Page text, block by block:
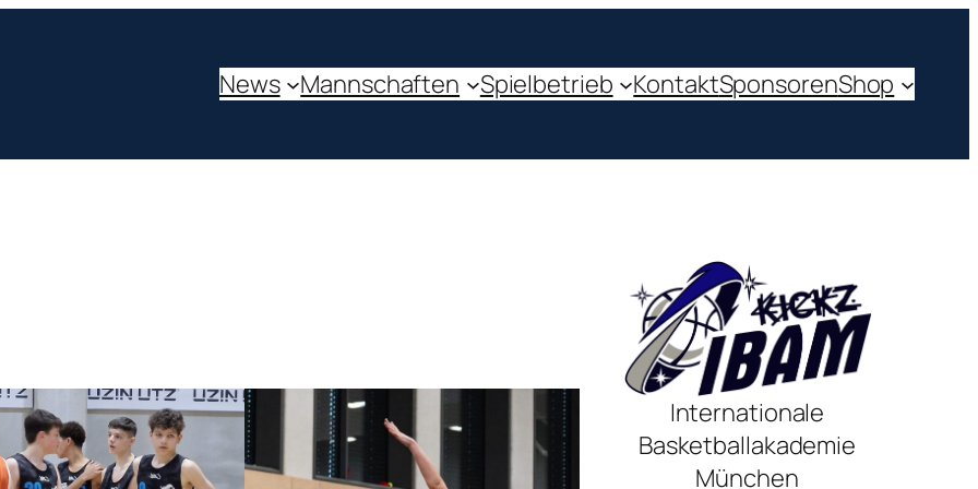
News Mannschaften Spielbetrieb KontaktSponsorenShop
Internationale
Basketballakademie
München